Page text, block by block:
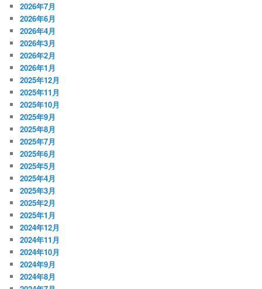
2026年7月
2026年6月
2026年4月
2026年3月
2026年2月
2026年1月
2025年12月
2025年11月
2025年10月
2025年9月
2025年8月
2025年7月
2025年6月
2025年5月
2025年4月
2025年3月
2025年2月
2025年1月
2024年12月
2024年11月
2024年10月
2024年9月
2024年8月